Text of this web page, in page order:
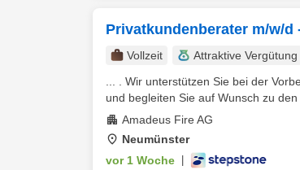
Privatkundenberater m/w/d
Vollzeit Attraktive Vergütung
... . Wir unterstützen Sie bei der
und begleiten Sie auf Wunsch zu
Amadeus Fire AG
Neumünster
vor 1 Woche